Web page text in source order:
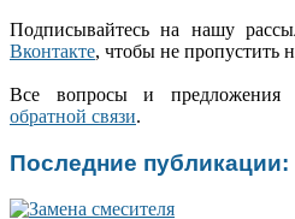
Подписывайтесь на нашу
Вконтакте, чтобы не пропустить
Все вопросы и предложения
обратной связи.
Последние публикации: